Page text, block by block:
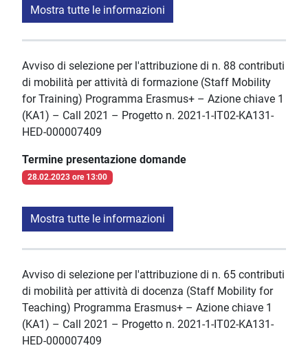
Mostra tutte le informazioni
Avviso di selezione per l'attribuzione di n. 88 contributi
di mobilità per attività di formazione (Staff Mobility
for Training) Programma Erasmus+ – Azione chiave 1
(KA1) – Call 2021 – Progetto n. 2021-1-IT02-KA131-
HED-000007409
Termine presentazione domande
28.02.2023 ore 13:00
Mostra tutte le informazioni
Avviso di selezione per l'attribuzione di n. 65 contributi
di mobilità per attività di docenza (Staff Mobility for
Teaching) Programma Erasmus+ – Azione chiave 1
(KA1) – Call 2021 – Progetto n. 2021-1-IT02-KA131-
HED-000007409